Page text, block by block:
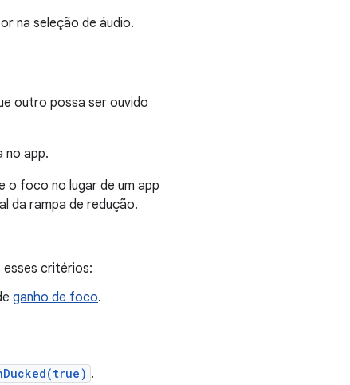
na seleção de áudio.
outro possa ser ouvido
no app.
o foco no lugar de um app
da rampa de redução.
esses critérios:
ganho de foco.
.